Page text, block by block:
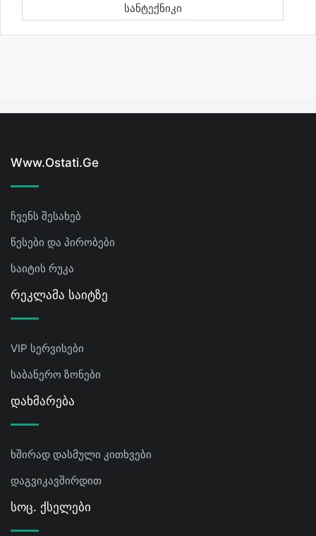
Სანტექნიკი
Www.ostati.ge
ჩვენს შესახებ
წესები და პირობები
საიტის რუკა
Რეკლამა Საიტზე
VIP სერვისები
საბანერო ზონები
Დახმარება
ხშირად დასმული კითხვები
დაგვიკავშირდით
Სოც. Ქსელები